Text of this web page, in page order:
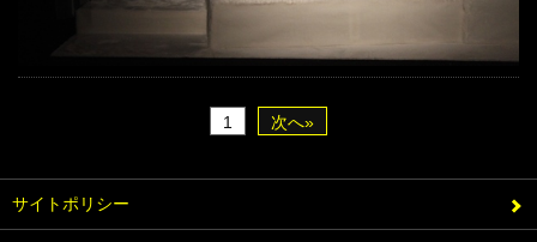
1 次へ»
サイトポリシー